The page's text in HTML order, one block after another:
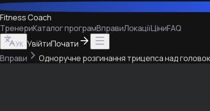
Fitness Coach
ТренериКаталог програмВправиЛокаціїЦіниFAQ
УК УвійтиПочати
Вправи
Одноручне розгинання трицепса над